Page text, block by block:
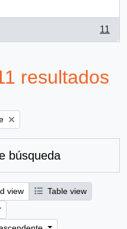
11
resultados
filter:
búsqueda
view
Table view